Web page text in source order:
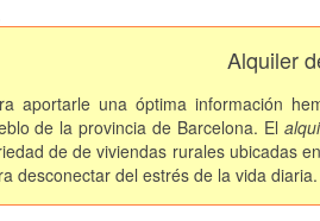
Alquiler
aportarle una óptima información
de la provincia de Barcelona. El
de de viviendas rurales ubicadas
desconectar del estrés de la vida diaria.